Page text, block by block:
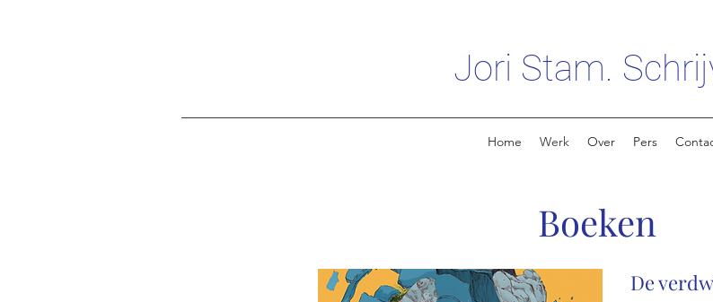
Jori Stam.
Home Werk Over Pers
Boeken
De